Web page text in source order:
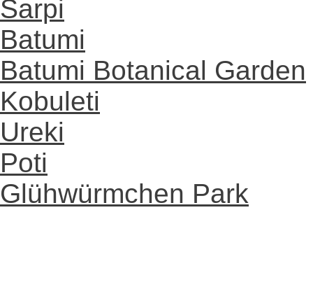
Sarpi
Batumi
Batumi Botanical Garden
Kobuleti
Ureki
Poti
Glühwürmchen Park